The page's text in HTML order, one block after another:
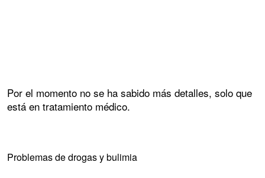
Por el momento no se ha sabido más detalles, solo que
está en tratamiento médico.
Problemas de drogas y bulimia